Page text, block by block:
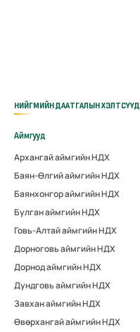
НИЙГМИЙН ДААТГАЛЫН ХЭЛТСҮҮД
Аймгууд
Архангай аймгийн НДХ
Баян-Өлгий аймгийн НДХ
Баянхонгор аймгийн НДХ
Булган аймгийн НДХ
Говь-Алтай аймгийн НДХ
Дорноговь аймгийн НДХ
Дорнод аймгийн НДХ
Дундговь аймгийн НДХ
Завхан аймгийн НДХ
Өвөрхангай аймгийн НДХ